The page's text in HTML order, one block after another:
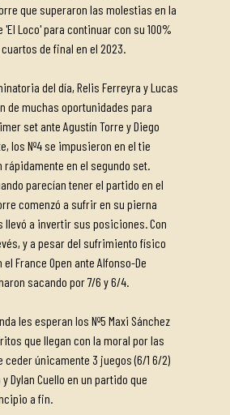
que superaron las molestias en la
Loco' para continuar con su 100%
de final en el 2023.
del día, Relis Ferreyra y Lucas
de muchas oportunidades para
set ante Agustín Torre y Diego
los Nº4 se impusieron en el tie
rápidamente en el segundo set.
parecían tener el partido en el
comenzó a sufrir en su pierna
llevó a invertir sus posiciones. Con
y a pesar del sufrimiento físico
France Open ante Alfonso-De
sacando por 7/6 y 6/4.
les esperan los Nº5 Maxi Sánchez
que llegan con la moral por las
ceder únicamente 3 juegos (6/1 6/2)
Dylan Cuello en un partido que
a fin.